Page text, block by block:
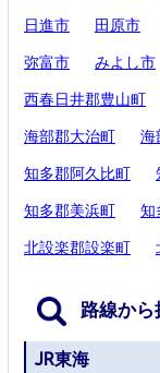
日進市 田原市
弥富市 みよし市
西春日井郡豊山町
海部郡大治町 海
知多郡阿久比町
知多郡美浜町 知
北設楽郡設楽町
路線から
JR東海